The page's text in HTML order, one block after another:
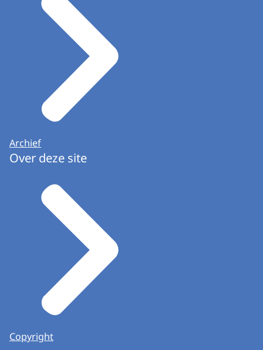
Archief
Over deze site
Copyright